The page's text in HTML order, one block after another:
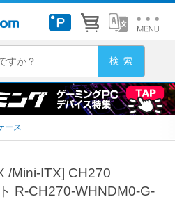
ース
/Mini-ITX] CH270
R-CH270-WHNDM0-G-